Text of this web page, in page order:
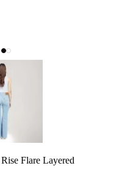
Flare Layered